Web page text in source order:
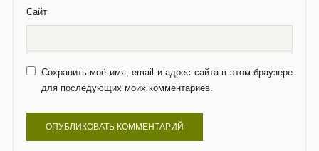
Сайт
Сохранить моё имя, email и адрес сайта в этом браузере
для последующих моих комментариев.